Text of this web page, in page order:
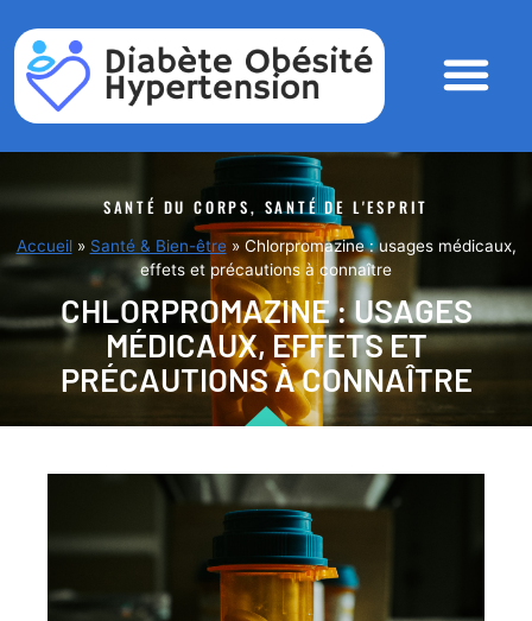
SANTÉ DU CORPS, SANTÉ DE L'ESPRIT
Accueil» Santé & Bien-être» Chlorpromazine : usages médicaux,
effets et précautions à connaître
CHLORPROMAZINE : USAGES
MÉDICAUX, EFFETS ET
PRÉCAUTIONS À CONNAÎTRE